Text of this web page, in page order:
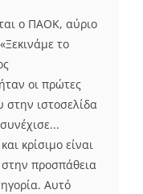
o ΠΑΟΚ, αύριο
το
οι πρώτες
ιστοσελίδα
κρίσιμο είναι
στην προσπάθεια
Αυτό